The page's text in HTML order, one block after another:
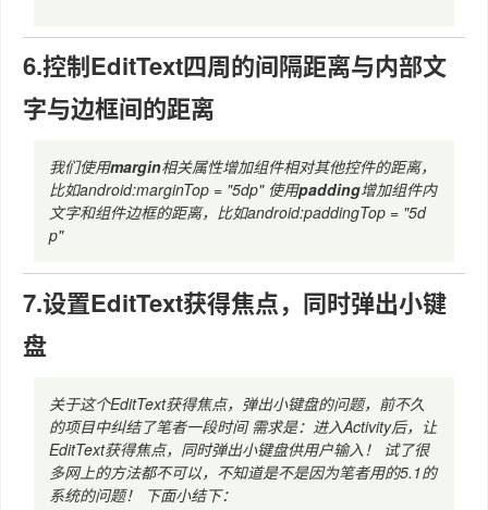
6.控制EditText四周的间隔距离与内部文
字与边框间的距离
我们使用margin相关属性增加组件相对其他控件的距离，
比如android:marginTop = "5dp" 使用padding增加组件内
文字和组件边框的距离，比如android:paddingTop = "5d
p"
7.设置EditText获得焦点，同时弹出小键
盘
关于这个EditText获得焦点，弹出小键盘的问题，前不久
的项目中纠结了笔者一段时间 需求是：进入Activity后，让
EditText获得焦点，同时弹出小键盘供用户输入！ 试了很
多网上的方法都不可以，不知道是不是因为笔者用的5.1的
系统的问题！ 下面小结下：